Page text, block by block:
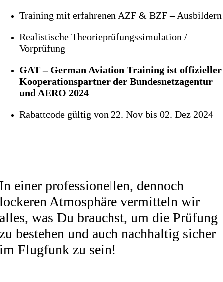
Training mit erfahrenen AZF & BZF – Ausbildern
Realistische Theorieprüfungssimulation /
Vorprüfung
GAT – German Aviation Training ist offizieller
Kooperationspartner der Bundesnetzagentur
und AERO 2024
Rabattcode gültig von 22. Nov bis 02. Dez 2024
In einer professionellen, dennoch
lockeren Atmosphäre vermitteln wir
alles, was Du brauchst, um die Prüfung
zu bestehen und auch nachhaltig sicher
im Flugfunk zu sein!